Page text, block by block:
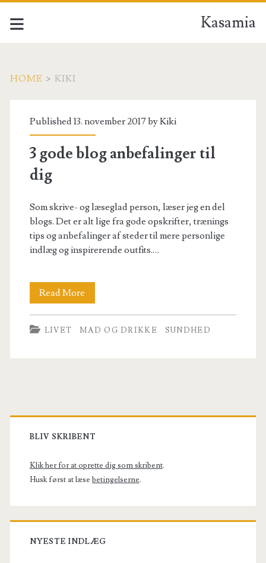
Kasamia
HOME > KIKI
Forfatter:
<span>Kiki</span>
Published 13. november 2017 byKiki
3 gode blog anbefalinger til
dig
Som skrive- og læseglad person, læser jeg en del
blogs. Det er alt lige fra gode opskrifter, trænings
tips og anbefalinger af steder til mere personlige
indlæg og inspirerende outfits.…
Read More
gode
blog
LIVET MAD OG DRIKKE SUNDHED
Primary
Sidebar
BLIV SKRIBENT
Klik her for at oprette dig som skribent.
Husk først at læse betingelserne.
NYESTE INDLÆG